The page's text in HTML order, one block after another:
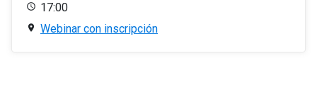
17:00
Webinar con inscripción